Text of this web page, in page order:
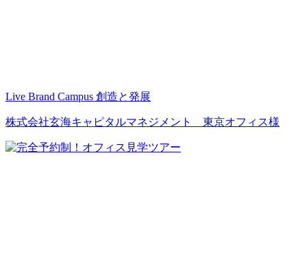
Live Brand Campus 創造と発展
株式会社玄海キャピタルマネジメント 東京オフィス様